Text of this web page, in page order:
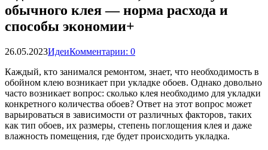
обычного клея — норма расхода и
способы экономии+
26.05.2023ИдеиКомментарии: 0
Каждый, кто занимался ремонтом, знает, что необходимость в
обойном клею возникает при укладке обоев. Однако довольно
часто возникает вопрос: сколько клея необходимо для укладки
конкретного количества обоев? Ответ на этот вопрос может
варьироваться в зависимости от различных факторов, таких
как тип обоев, их размеры, степень поглощения клея и даже
влажность помещения, где будет происходить укладка.